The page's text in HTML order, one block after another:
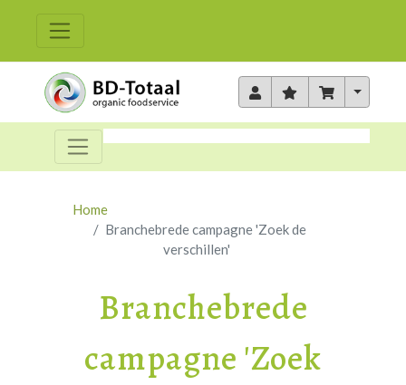
Toggle
Home
Branchebrede campagne 'Zoek de
verschillen'
Branchebrede
campagne 'Zoek